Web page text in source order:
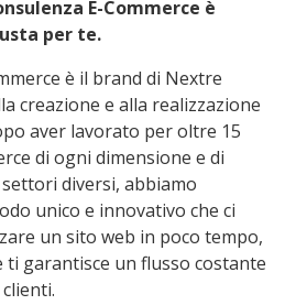
E-Commerce è
per te.
è il brand di Nextre
creazione e alla realizzazione
aver lavorato per oltre 15
di ogni dimensione e di
diversi, abbiamo
unico e innovativo che ci
un sito web in poco tempo,
ti garantisce un flusso costante